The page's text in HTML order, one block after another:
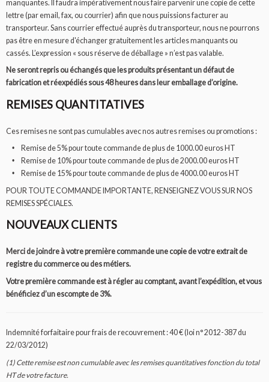
manquantes. Il faudra impérativement nous faire parvenir une copie de cette
lettre (par email, fax, ou courrier) afin que nous puissions facturer au
transporteur. Sans courrier effectué auprès du transporteur, nous ne pourrons
pas être en mesure d'échanger gratuitement les articles manquants ou
cassés. L’expression « sous réserve de déballage » n’est pas valable.
Ne seront repris ou échangés que les produits présentant un défaut de
fabrication et réexpédiés sous 48 heures dans leur emballage d’origine.
REMISES QUANTITATIVES
Ces remises ne sont pas cumulables avec nos autres remises ou promotions :
Remise de 5% pour toute commande de plus de 1000.00 euros HT
Remise de 10% pour toute commande de plus de 2000.00 euros HT
Remise de 15% pour toute commande de plus de 4000.00 euros HT
POUR TOUTE COMMANDE IMPORTANTE, RENSEIGNEZ VOUS SUR NOS
REMISES SPÉCIALES.
NOUVEAUX CLIENTS
Merci de joindre à votre première commande une copie de votre extrait de
registre du commerce ou des métiers.
Votre première commande est à régler au comptant, avant l’expédition, et vous
bénéficiez d’un escompte de 3%.
Indemnité forfaitaire pour frais de recouvrement : 40 € (loi n° 2012-387 du
22/03/2012)
(1) Cette remise est non cumulable avec les remises quantitatives fonction du total
HT de votre facture.